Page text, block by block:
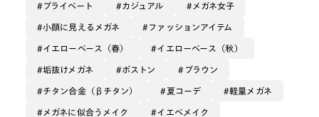
このシリーズの中では大きめフレームで、
カジュアルさもプラス。
トレンドデザインを着けてみたい方に
プライベート カジュアル メガネ女子
小顔に見えるメガネ ファッションアイテム
イエローベース（春） イエローベース（秋）
垢抜けメガネ ボストン ブラウン
チタン合金（βチタン） 夏コーデ 軽量メガネ
メガネに似合うメイク イエベメイク